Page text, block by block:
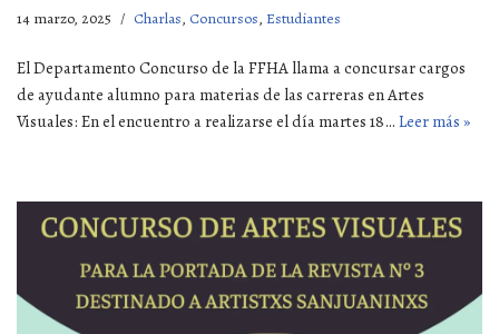
14 marzo, 2025 Charlas, Concursos, Estudiantes
El Departamento Concurso de la FFHA llama a concursar cargos
de ayudante alumno para materias de las carreras en Artes
Visuales: En el encuentro a realizarse el día martes 18… Leer más »